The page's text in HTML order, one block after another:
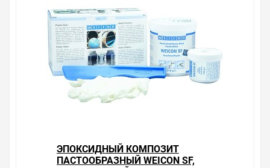
ЭПОКСИДНЫЙ КОМПОЗИТ
ПАСТООБРАЗНЫЙ WEICON SF,